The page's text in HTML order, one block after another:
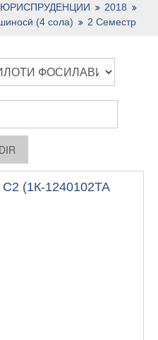
2018
(4 сола) 2 Семестр
(1К-1240102ТА